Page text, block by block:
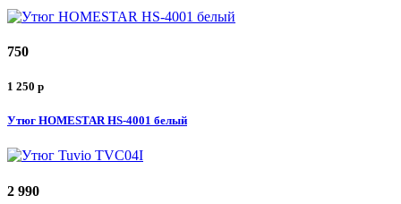
750
1 250 p
Утюг HOMESTAR HS-4001 белый
2 990